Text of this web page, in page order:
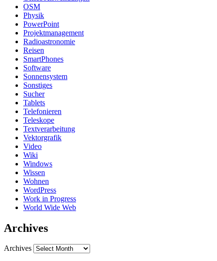
OSM
Physik
PowerPoint
Projektmanagement
Radioastronomie
Reisen
SmartPhones
Software
Sonnensystem
Sonstiges
Sucher
Tablets
Telefonieren
Teleskope
Textverarbeitung
Vektorgrafik
Video
Wiki
Windows
Wissen
Wohnen
WordPress
Work in Progress
World Wide Web
Archives
Archives